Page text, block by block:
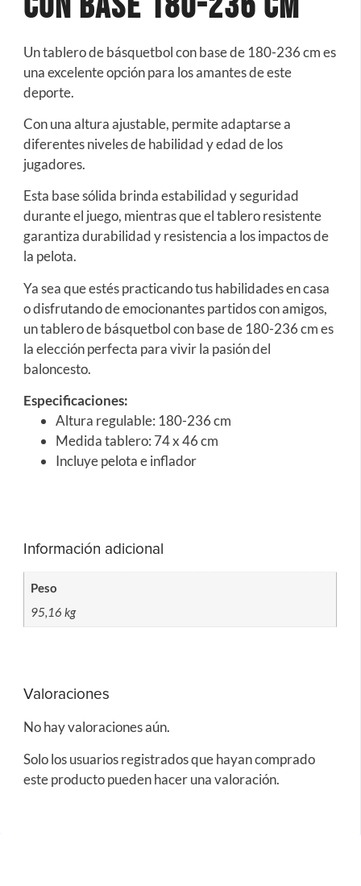
Un tablero de básquetbol con base de 180-236 cm es
una excelente opción para los amantes de este
deporte.
Con una altura ajustable, permite adaptarse a
diferentes niveles de habilidad y edad de los
jugadores.
Esta base sólida brinda estabilidad y seguridad
durante el juego, mientras que el tablero resistente
garantiza durabilidad y resistencia a los impactos de
la pelota.
Ya sea que estés practicando tus habilidades en casa
o disfrutando de emocionantes partidos con amigos,
un tablero de básquetbol con base de 180-236 cm es
la elección perfecta para vivir la pasión del
baloncesto.
Especificaciones:
Altura regulable: 180-236 cm
Medida tablero: 74 x 46 cm
Incluye pelota e inflador
Información adicional
Peso
95,16 kg
Valoraciones
No hay valoraciones aún.
Solo los usuarios registrados que hayan comprado
este producto pueden hacer una valoración.